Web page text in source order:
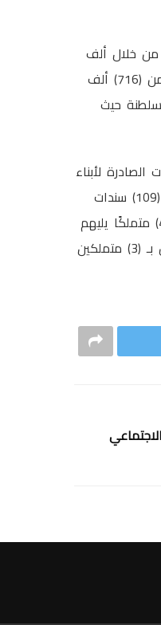
ملايين و(163) ألفا و(40) ريالا عمانيا من خلال ألف
و(364) تصرفًا للرهن على مستوى محافظات السلطنة فيما بلغت الرسوم المحصلة عن الرهن أكثر من (716) ألف
حيث
لأبناء
دول مجلس التعاون الخليجي خلال شهر أكتوبر الماضي وفقا لضوابط تملك العقار بالسلطنة بلغت (109) سندات
ملكية حيث جاء مواطنو دولة الإمارات العربية المتحدة في المرتبة الأولى بين عدد المتملكين بـ (46) متملكًا يليهم
مواطنو دولة الكويت بـ(41) متملكًا ثم مواطنو دولة قطر بـ (16) متملكًا ثم مواطنو مملكة البحرين بـ (3) متملكين